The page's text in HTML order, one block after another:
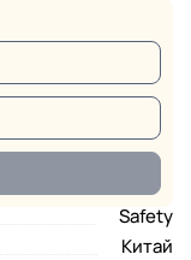
Safety
Китай